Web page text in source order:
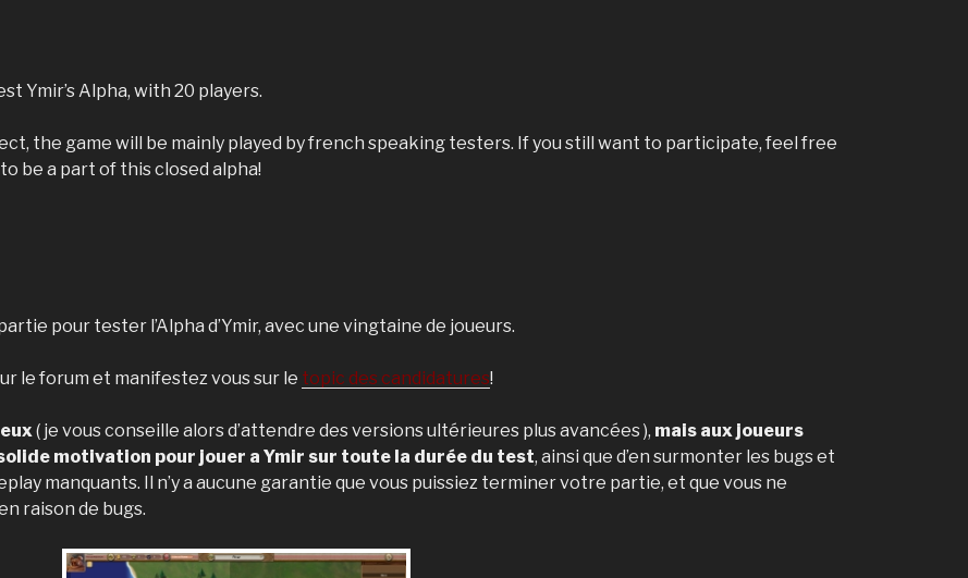
Ymir’s Alpha, with 20 players.
the game will be mainly played by french speaking testers. If you still want to participate, feel free
be a part of this closed alpha!
pour tester l’Alpha d’Ymir, avec une vingtaine de joueurs.
le forum et manifestez vous sur le topic des candidatures!
( je vous conseille alors d’attendre des versions ultérieures plus avancées ), mais aux joueurs
motivation pour jouer a Ymir sur toute la durée du test, ainsi que d’en surmonter les bugs et
manquants. Il n’y a aucune garantie que vous puissiez terminer votre partie, et que vous ne
raison de bugs.